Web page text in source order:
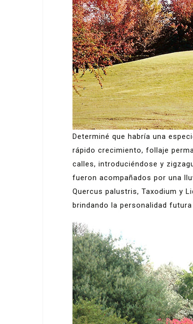
Determiné que habría una
rápido crecimiento, follaje
calles, introduciéndose y
fueron acompañados por una
Quercus palustris, Taxodium y
brindando la personalidad